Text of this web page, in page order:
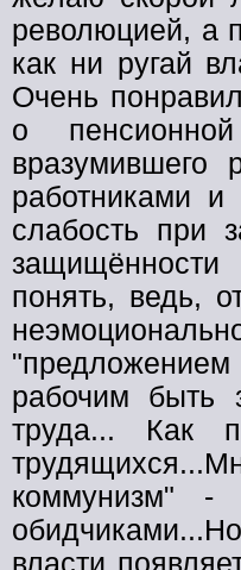
революцией, а
как ни ругай
Очень
о
вразумившего
работниками и
слабость при
понять, ведь,
рабочим быть
труда... Как
коммунизм" -
власти